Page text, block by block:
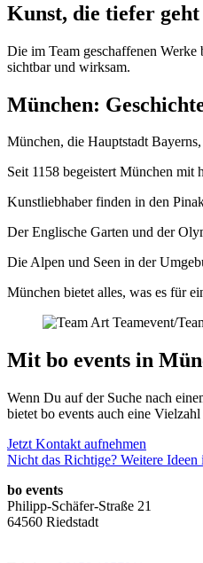
Kunst, die tiefer geht
Die im Team geschaffenen
sichtbar und wirksam.
München:
München, die Hauptstadt
Seit 1158 begeistert München mit
Kunstliebhaber finden in den
Der Englische Garten und der
Die Alpen und Seen in der
München bietet alles, was es für
Mit bo events in
Wenn Du auf der Suche nach
bietet bo events auch eine
Jetzt Kontakt aufnehmen
Nicht das Richtige? Weitere
bo events
Philipp-Schäfer-Straße 21
64560 Riedstadt